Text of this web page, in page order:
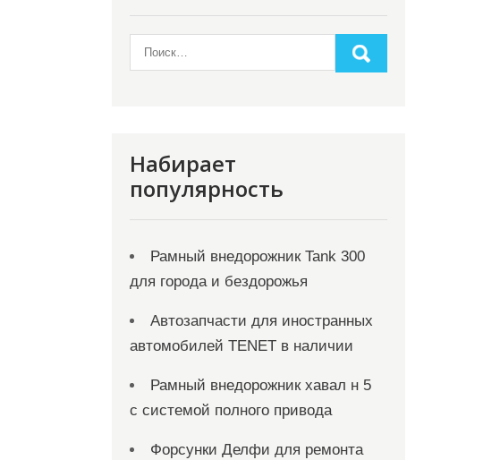
Набирает
популярность
Рамный внедорожник Tank 300
для города и бездорожья
Автозапчасти для иностранных
автомобилей TENET в наличии
Рамный внедорожник хавал н 5
с системой полного привода
Форсунки Делфи для ремонта